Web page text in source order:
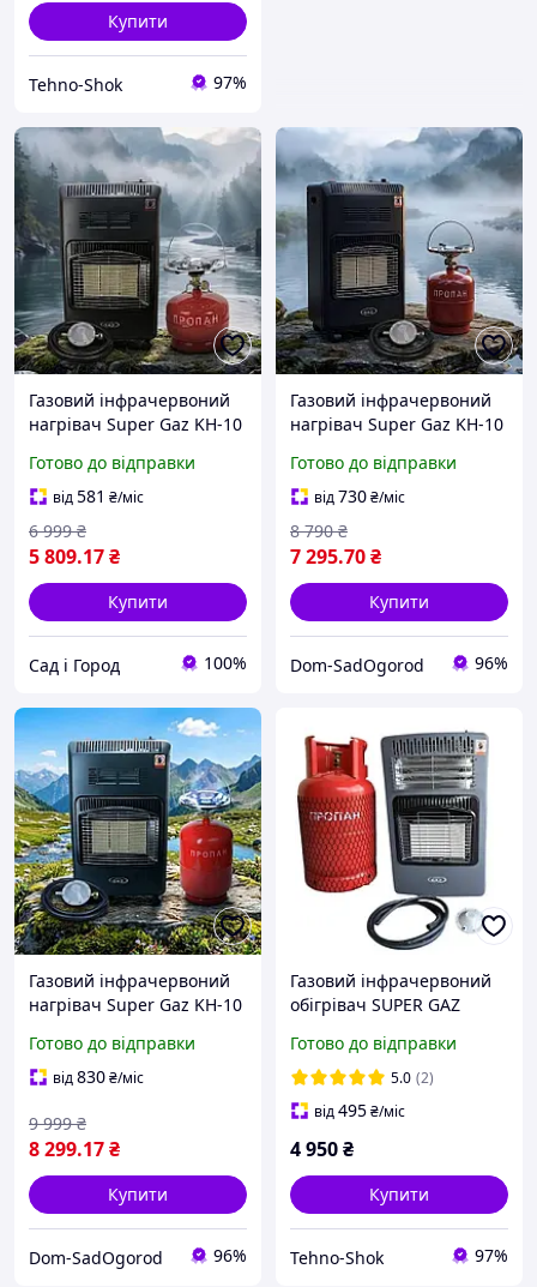
Купити
Tehno-Shok 97%
Газовий інфрачервоний
нагрівач Super Gaz KH-10
редуктором Туреччина
Готово до відправки
від581 ₴/міс
5 809.17₴
6 999 ₴
Купити
Сад і Город 100%
Газовий інфрачервоний
нагрівач Super Gaz KH-10
редуктором Туреччина
Готово до відправки
від730₴/міс
7 295.70₴
8 790 ₴
Купити
Dom-SadOgorod 96%
Газовий інфрачервоний
нагрівач Super Gaz KH-10
редуктором Туреччина
Готово до відправки
від830₴/міс
8 299.17₴
9 999 ₴
Купити
Dom-SadOgorod 96%
Газовий інфрачервоний
обігрівач SUPER GAZ
пропан 27 л
Готово до відправки
5.0 (2)
від495₴/міс
4 950₴
Купити
Tehno-Shok 97%